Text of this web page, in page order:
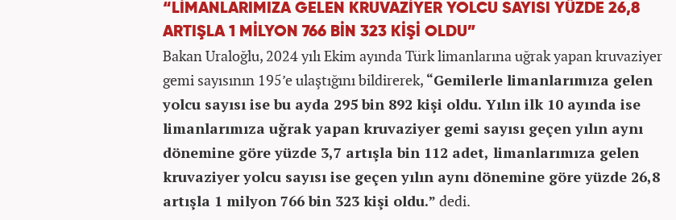
“LİMANLARIMIZA GELEN KRUVAZİYER YOLCU SAYISI YÜZDE 26,8
ARTIŞLA 1 MİLYON 766 BİN 323 KİŞİ OLDU”
Bakan Uraloğlu, 2024 yılı Ekim ayında Türk limanlarına uğrak yapan kruvaziyer
gemi sayısının 195’e ulaştığını bildirerek, “Gemilerle limanlarımıza gelen
yolcu sayısı ise bu ayda 295 bin 892 kişi oldu. Yılın ilk 10 ayında ise
limanlarımıza uğrak yapan kruvaziyer gemi sayısı geçen yılın aynı
dönemine göre yüzde 3,7 artışla bin 112 adet, limanlarımıza gelen
kruvaziyer yolcu sayısı ise geçen yılın aynı dönemine göre yüzde 26,8
artışla 1 milyon 766 bin 323 kişi oldu.” dedi.